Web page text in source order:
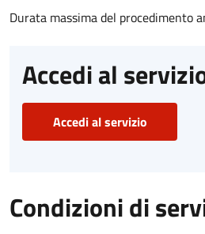
Durata massima del procedimento
Accedi al
Accedi al servizio
Condizioni di